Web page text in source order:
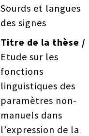
Sourds et langues
des signes
Titre de la thèse
Etude sur les
fonctions
linguistiques des
paramètres non-
manuels dans
l’expression de la